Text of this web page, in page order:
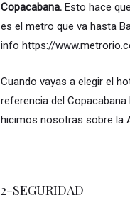
Copacabana.Esto hace
es el metro que va hasta
info https://
Cuando vayas a elegir el
referencia del
hicimos nosotras sobre la
2-SEGURIDAD